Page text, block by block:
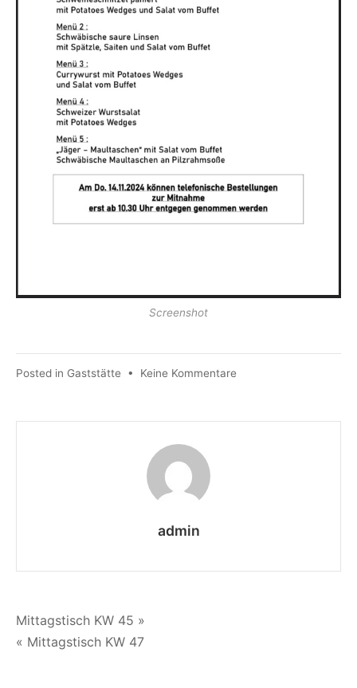
Screenshot
Posted in Gaststätte • Keine Kommentare
admin
Beitragsnavigation
Mittagstisch KW 45 »
« Mittagstisch KW 47